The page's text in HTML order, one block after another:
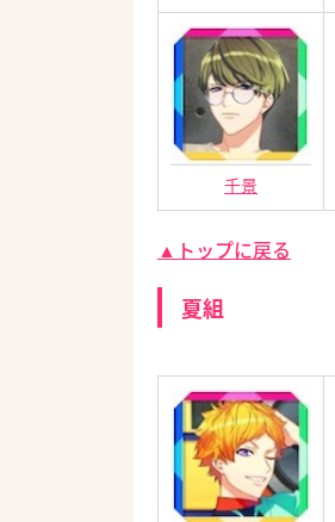
千景
▲トップに戻る
夏組